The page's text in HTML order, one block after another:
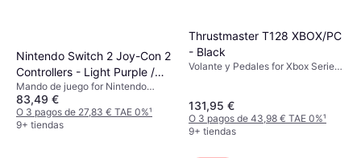
Nintendo Switch 2 Joy-Con 2
Controllers - Light Purple /
Light Green
Mando de juego for Nintendo
Switch 2
83,49 €
O 3 pagos de 27,83 € TAE 0%¹
9+ tiendas
Thrustmaster T128 XBOX/PC
- Black
Volante y Pedales for Xbox Series
131,95 €
O 3 pagos de 43,98 € TAE 0%¹
9+ tiendas